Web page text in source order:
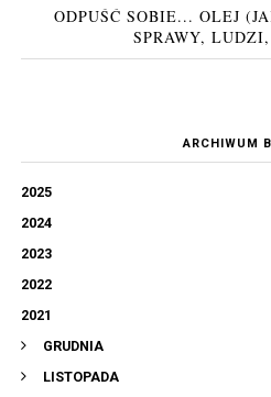
ODPUŚĆ SOBIE... OLEJ
SPRAWY,
ARCHIWUM
2025
2024
2023
2022
2021
GRUDNIA
LISTOPADA